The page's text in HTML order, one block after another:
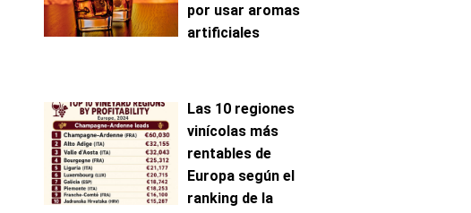
por usar aromas
artificiales
Las 10 regiones
vinícolas más
rentables de
Europa según el
ranking de la